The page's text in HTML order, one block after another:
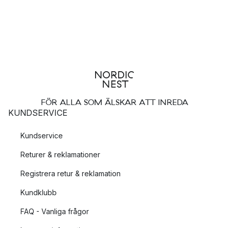
FÖR ALLA SOM ÄLSKAR ATT INREDA
KUNDSERVICE
Kundservice
Returer & reklamationer
Registrera retur & reklamation
Kundklubb
FAQ - Vanliga frågor